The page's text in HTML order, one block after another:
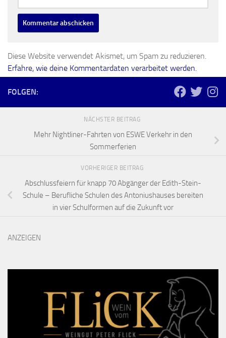
Diese Website verwendet Akismet, um Spam zu reduzieren.
Erfahre, wie deine Kommentardaten verarbeitet werden.
FOLGEN:
NÄCHSTER BEITRAG
Mehr Nightliner-Fahrten von ESWE Verkehr in den
Sommerferien
VORHERIGER BEITRAG
Abschlussfeiern für knapp 70 Abgänger der Edith-Stein-
Schule – Berufliche Schulen des Antoniushauses bereiten
in vier Schulformen auf die Zukunft vor
ANZEIGEN